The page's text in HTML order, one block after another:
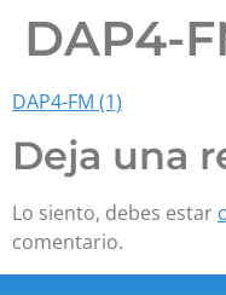
DAP4-
DAP4-FM (1)
Deja una
Lo siento, debes estar
comentario.